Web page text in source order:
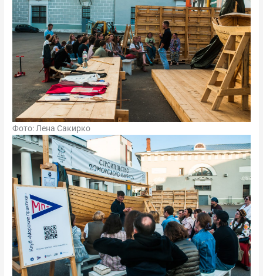
Фото: Лена Сакирко